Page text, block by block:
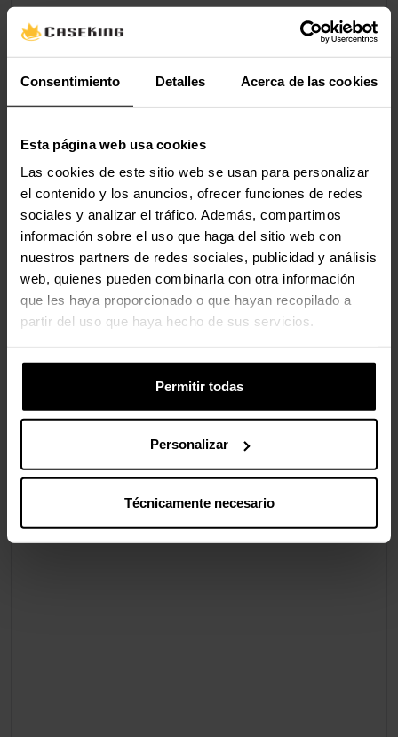
Consentimiento Detalles Acerca de las cookies
Esta página web usa cookies
Las cookies de este sitio web se usan para personalizar
el contenido y los anuncios, ofrecer funciones de redes
sociales y analizar el tráfico. Además, compartimos
información sobre el uso que haga del sitio web con
nuestros partners de redes sociales, publicidad y análisis
web, quienes pueden combinarla con otra información
que les haya proporcionado o que hayan recopilado a
partir del uso que haya hecho de sus servicios.
Permitir todas
Personalizar
Técnicamente necesario
Conector 2 (interno)
Slot PCIe (12+4-Pines / 16-
Valoraciones